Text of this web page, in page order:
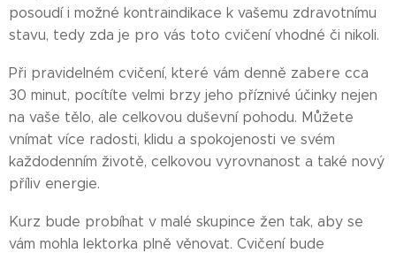
posoudí i možné kontraindikace k vašemu zdravotnímu
stavu, tedy zda je pro vás toto cvičení vhodné či nikoli.
Při pravidelném cvičení, které vám denně zabere cca
30 minut, pocítíte velmi brzy jeho příznivé účinky nejen
na vaše tělo, ale celkovou duševní pohodu. Můžete
vnímat více radosti, klidu a spokojenosti ve svém
každodenním životě, celkovou vyrovnanost a také nový
příliv energie.
Kurz bude probíhat v malé skupince žen tak, aby se
vám mohla lektorka plně věnovat. Cvičení bude